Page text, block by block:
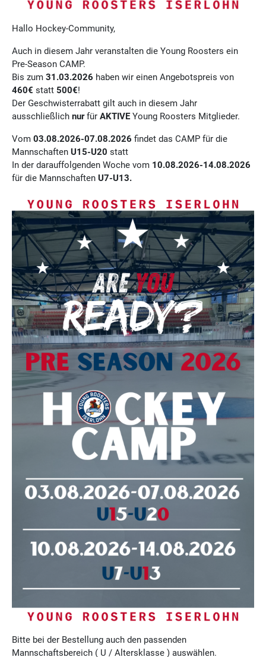
Hallo Hockey-Community,
Auch in diesem Jahr veranstalten die Young Roosters ein
Pre-Season CAMP.
Bis zum 31.03.2026 haben wir einen Angebotspreis von
460€ statt 500€!
Der Geschwisterrabatt gilt auch in diesem Jahr
ausschließlich nurfür AKTIVE Young Roosters Mitglieder.
Vom 03.08.2026-07.08.2026 findet das CAMP für die
Mannschaften U15-U20 statt
In der darauffolgenden Woche vom 10.08.2026-14.08.2026
für die Mannschaften U7-U13.
Bitte bei der Bestellung auch den passenden
Mannschaftsbereich ( U / Altersklasse ) auswählen.